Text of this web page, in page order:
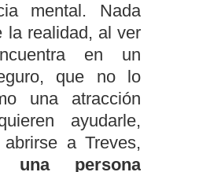
mental. Nada
la realidad, al ver
en un
que no lo
una atracción
ayudarle,
a Treves,
una persona